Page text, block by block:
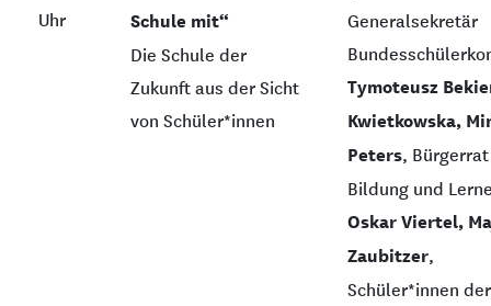
Uhr
Schule mit“
Die Schule der
Zukunft aus der Sicht
von Schüler*innen
Generalsekretär
Tymoteusz
Kwietkowska,
Peters, Bürgerrat
Bildung und
Oskar Viertel,
Zaubitzer,
Schüler*innen der